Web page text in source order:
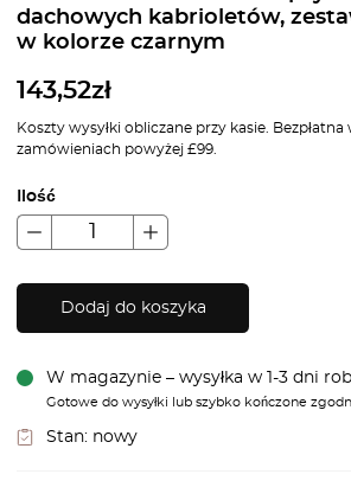
dachowych kabrioletów,
w kolorze czarnym
143,52zł
Koszty wysyłki obliczane przy kasie. Bezpłatna
zamówieniach powyżej £99.
Ilość
Dodaj do koszyka
W magazynie – wysyłka w 1-3 dni
Gotowe do wysyłki lub szybko kończone
Stan: nowy